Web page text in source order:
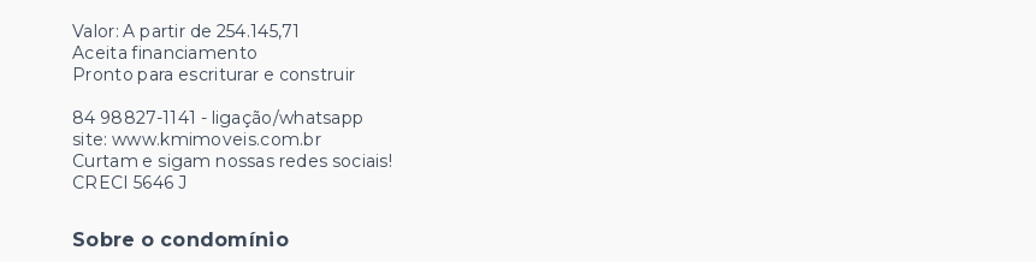
Valor: A partir de 254.145,71
Aceita financiamento
Pronto para escriturar e construir
84 98827-1141 - ligação/whatsapp
site: www.kmimoveis.com.br
Curtam e sigam nossas redes sociais!
CRECI 5646 J
Sobre o condomínio